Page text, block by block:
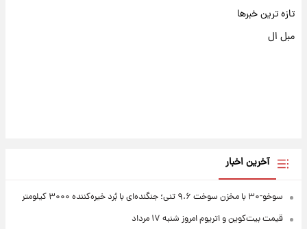
تازه ترین خبرها
مبل ال
آخرین اخبار
سوخو-۳۰ با مخزن سوخت ۹.۶ تنی؛ جنگنده‌ای با بُرد خیره‌کننده ۳۰۰۰ کیلومتر
قیمت بیت‌کوین و اتریوم امروز شنبه ۱۷ مرداد